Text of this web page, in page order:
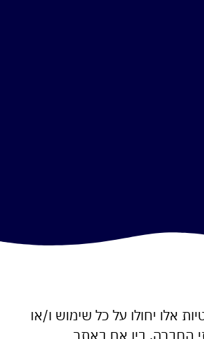
אלו יחולו על כל שימוש ו/או
החברה, בין אם באתר